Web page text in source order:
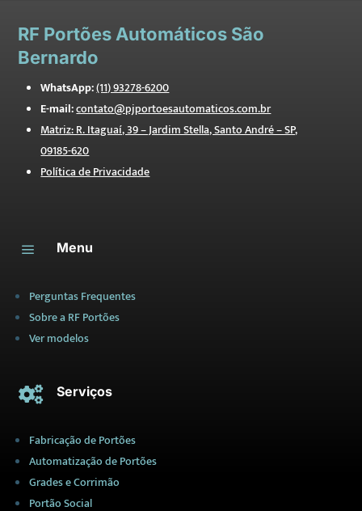
RF Portões Automáticos São
Bernardo
WhatsApp:(11) 93278-6200
E-mail:contato@pjportoesautomaticos.com.br
Matriz: R. Itaguaí, 39 – Jardim Stella, Santo André – SP,
09185-620
Política de Privacidade
a Menu
Perguntas Frequentes
Sobre a RF Portões
Ver modelos
 Serviços
Fabricação de Portões
Automatização de Portões
Grades e Corrimão
Portão Social